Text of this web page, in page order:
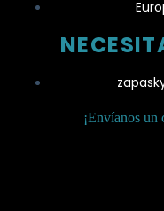
¡Envíanos un